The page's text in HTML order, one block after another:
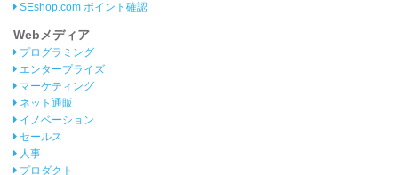
SEshop.com ポイント確認
Webメディア
プログラミング
エンタープライズ
マーケティング
ネット通販
イノベーション
セールス
人事
プロダクト